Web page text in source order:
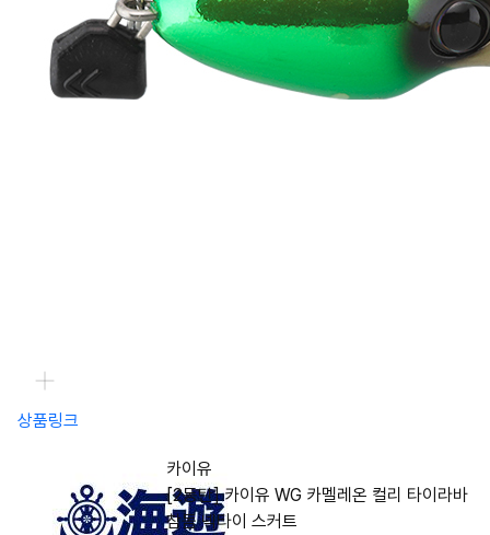
상품링크
카이유
[2동탄] 카이유 WG 카멜레온 컬리 타이라바
참돔 넥타이 스커트